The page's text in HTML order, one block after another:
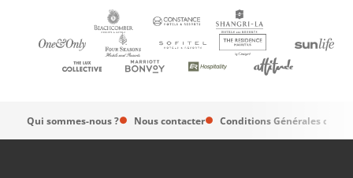
Qui sommes-nous ? Nous contacter Conditions Générales de